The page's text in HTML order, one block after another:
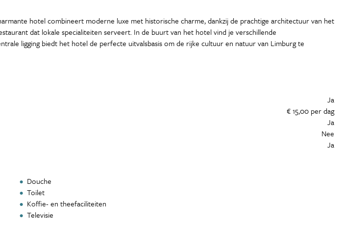
hotel combineert moderne luxe met historische charme, dankzij de prachtige architectuur van het
dat lokale specialiteiten serveert. In de buurt van het hotel vind je verschillende
ligging biedt het hotel de perfecte uitvalsbasis om de rijke cultuur en natuur van Limburg te
Ja
€ 15,00 per dag
Ja
Nee
Ja
Douche
Toilet
Koffie- en theefaciliteiten
Televisie